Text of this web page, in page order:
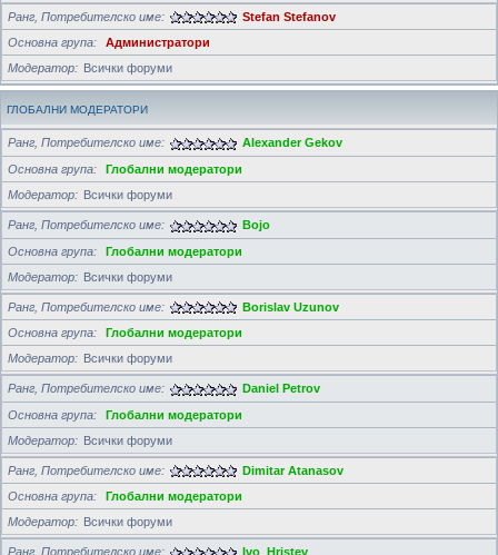
Ранг, Потребителско име
Stefan Stefanov
Основна група
Администратори
Модератор
Всички форуми
ГЛОБАЛНИ МОДЕРАТОРИ
Ранг, Потребителско име
Alexander Gekov
Основна група
Глобални модератори
Модератор
Всички форуми
Ранг, Потребителско име
Bojo
Основна група
Глобални модератори
Модератор
Всички форуми
Ранг, Потребителско име
Borislav Uzunov
Основна група
Глобални модератори
Модератор
Всички форуми
Ранг, Потребителско име
Daniel Petrov
Основна група
Глобални модератори
Модератор
Всички форуми
Ранг, Потребителско име
Dimitar Atanasov
Основна група
Глобални модератори
Модератор
Всички форуми
Ранг, Потребителско име
Ivo_Hristev